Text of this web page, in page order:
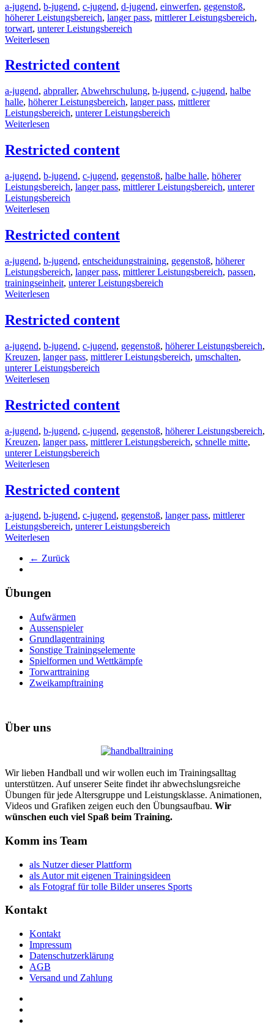
a-jugend, b-jugend, c-jugend, d-jugend, einwerfen, gegenstoß,
höherer Leistungsbereich, langer pass, mittlerer Leistungsbereich,
torwart, unterer Leistungsbereich
Weiterlesen
Restricted content
a-jugend, abpraller, Abwehrschulung, b-jugend, c-jugend, halbe
halle, höherer Leistungsbereich, langer pass, mittlerer
Leistungsbereich, unterer Leistungsbereich
Weiterlesen
Restricted content
a-jugend, b-jugend, c-jugend, gegenstoß, halbe halle, höherer
Leistungsbereich, langer pass, mittlerer Leistungsbereich, unterer
Leistungsbereich
Weiterlesen
Restricted content
a-jugend, b-jugend, entscheidungstraining, gegenstoß, höherer
Leistungsbereich, langer pass, mittlerer Leistungsbereich, passen,
trainingseinheit, unterer Leistungsbereich
Weiterlesen
Restricted content
a-jugend, b-jugend, c-jugend, gegenstoß, höherer Leistungsbereich,
Kreuzen, langer pass, mittlerer Leistungsbereich, umschalten,
unterer Leistungsbereich
Weiterlesen
Restricted content
a-jugend, b-jugend, c-jugend, gegenstoß, höherer Leistungsbereich,
Kreuzen, langer pass, mittlerer Leistungsbereich, schnelle mitte,
unterer Leistungsbereich
Weiterlesen
Restricted content
a-jugend, b-jugend, c-jugend, gegenstoß, langer pass, mittlerer
Leistungsbereich, unterer Leistungsbereich
Weiterlesen
← Zurück
Übungen
Aufwärmen
Aussenspieler
Grundlagentraining
Sonstige Trainingselemente
Spielformen und Wettkämpfe
Torwarttraining
Zweikampftraining
Über uns
Wir lieben Handball und wir wollen euch im Trainingsalltag
unterstützen. Auf unserer Seite findet ihr abwechslungsreiche
Übungen für jede Altersgruppe und Leistungsklasse. Animationen,
Videos und Grafiken zeigen euch den Übungsaufbau. Wir
wünschen euch viel Spaß beim Training.
Komm ins Team
als Nutzer dieser Plattform
als Autor mit eigenen Trainingsideen
als Fotograf für tolle Bilder unseres Sports
Kontakt
Kontakt
Impressum
Datenschutzerklärung
AGB
Versand und Zahlung